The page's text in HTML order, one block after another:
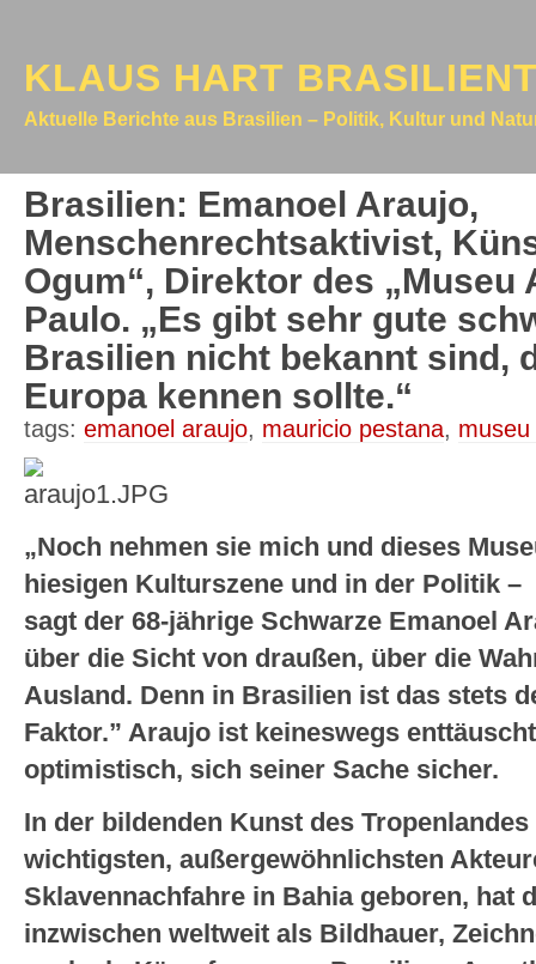
KLAUS HART
Aktuelle Berichte aus Brasilien – Politik, Kultur und
Brasilien: Emanoel Araujo,
Menschenrechtsaktivist,
Ogum“, Direktor des „Museu
Paulo. „Es gibt sehr gute
Brasilien nicht bekannt sind,
Europa kennen sollte.“
tags: emanoel araujo, mauricio pestana,
„Noch nehmen sie mich und dieses
hiesigen Kulturszene und in der Politik
sagt der 68-jährige Schwarze Emanoel
über die Sicht von draußen, über die
Ausland. Denn in Brasilien ist das stets
Faktor.” Araujo ist keineswegs
optimistisch, sich seiner Sache sicher.
In der bildenden Kunst des
wichtigsten, außergewöhnlichsten
Sklavennachfahre in Bahia geboren, hat
inzwischen weltweit als Bildhauer,